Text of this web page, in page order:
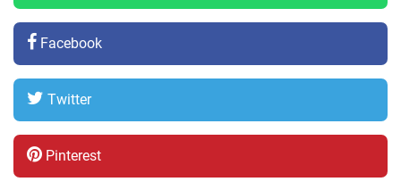
Facebook
Twitter
Pinterest